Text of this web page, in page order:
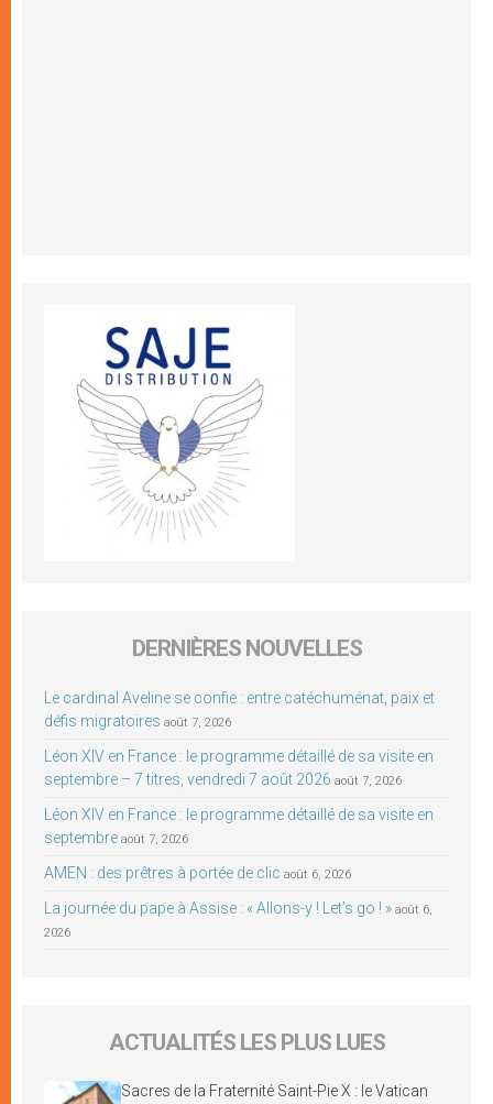
DERNIÈRES NOUVELLES
Le cardinal Aveline se confie : entre catéchuménat, paix et
défis migratoires août 7, 2026
Léon XIV en France : le programme détaillé de sa visite en
septembre – 7 titres, vendredi 7 août 2026 août 7, 2026
Léon XIV en France : le programme détaillé de sa visite en
septembre août 7, 2026
AMEN : des prêtres à portée de clic août 6, 2026
La journée du pape à Assise : « Allons-y ! Let’s go ! » août 6,
2026
ACTUALITÉS LES PLUS LUES
Sacres de la Fraternité Saint-Pie X : le Vatican